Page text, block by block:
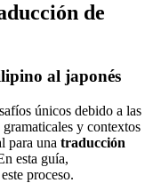
de
al japonés
únicos debido a las
y contextos
para una traducción
esta guía,
proceso.